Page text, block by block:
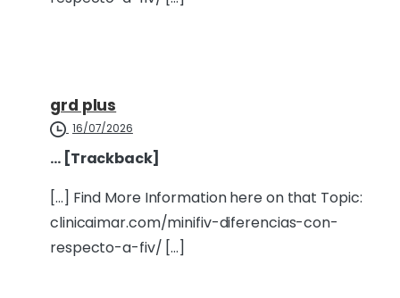
grd plus
16/07/2026
… [Trackback]
[…] Find More Information here on that Topic:
clinicaimar.com/minifiv-diferencias-con-
respecto-a-fiv/ […]